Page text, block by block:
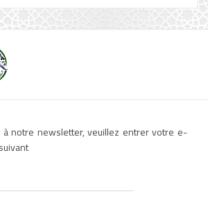
notre newsletter, veuillez entrer votre e-